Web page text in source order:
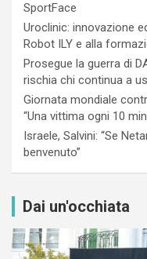
SportFace
Uroclinic: innovazione
Robot ILY e alla
Prosegue la guerra di
rischia chi continua a
Giornata mondiale
“Una vittima ogni 10
Israele, Salvini: “Se
benvenuto”
Dai un'occhiata